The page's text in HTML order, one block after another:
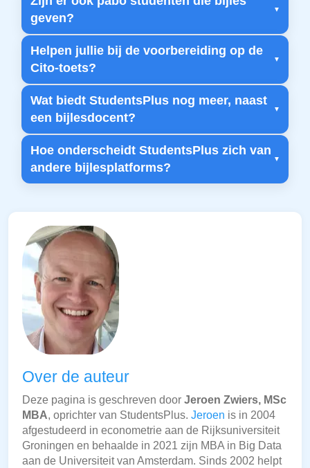
geven?
Helpen jullie bij de voorbereiding op de
Cito-toets?
Wat biedt StudentsPlus nog meer, naast
een bijlesdocent?
Hoe onderscheidt StudentsPlus zich van
andere bijlesplatforms?
Over de auteur
Deze pagina is geschreven door Jeroen Zwiers, MSc
MBA, oprichter van StudentsPlus. Jeroen is in 2004
afgestudeerd in econometrie aan de Rijksuniversiteit
Groningen en behaalde in 2021 zijn MBA in Big Data
aan de Universiteit van Amsterdam. Sinds 2002 helpt